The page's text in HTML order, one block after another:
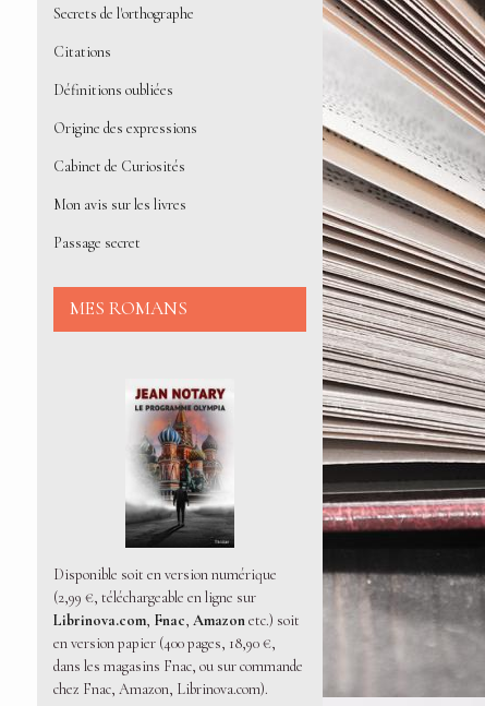
Secrets de l'orthographe
Citations
Définitions oubliées
Origine des expressions
Cabinet de Curiosités
Mon avis sur les livres
Passage secret
MES ROMANS
Disponible soit en version numérique
(2,99 €, téléchargeable en ligne sur
Librinova.com, Fnac,Amazonetc.) soit
en version papier (400 pages, 18,90 €,
dans les magasins Fnac, ou sur commande
chez Fnac, Amazon, Librinova.com).